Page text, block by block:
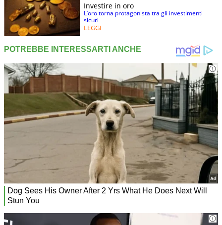
Investire in oro
L’oro torna protagonista tra gli investimenti
sicuri
LEGGI